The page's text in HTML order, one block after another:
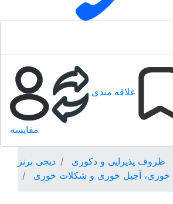
علاقه مندی
مقایسه
دیجی برنز
ظروف پذیرایی و دکوری
خوری، آجیل خوری و شکلات خوری